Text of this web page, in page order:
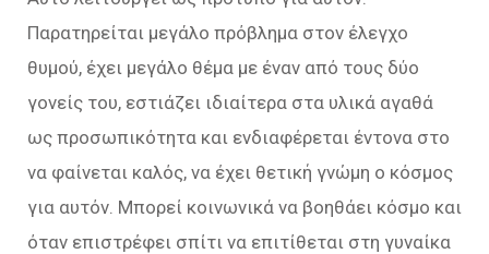
Παρατηρείται μεγάλο πρόβλημα στον έλεγχο
θυμού, έχει μεγάλο θέμα με έναν από τους δύο
γονείς του, εστιάζει ιδιαίτερα στα υλικά αγαθά
ως προσωπικότητα και ενδιαφέρεται έντονα στο
να φαίνεται καλός, να έχει θετική γνώμη ο κόσμος
για αυτόν. Μπορεί κοινωνικά να βοηθάει κόσμο και
όταν επιστρέφει σπίτι να επιτίθεται στη γυναίκα